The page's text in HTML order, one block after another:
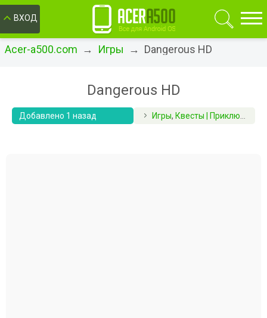
ВХОД
Acer-a500.com → Игры → Dangerous HD
Dangerous HD
Добавлено 1 назад Игры, Квесты | Приключения | RPG